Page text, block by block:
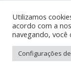
Copyright ©
Tema:
Utilizamos
acordo com a
navegando, você
Configurações